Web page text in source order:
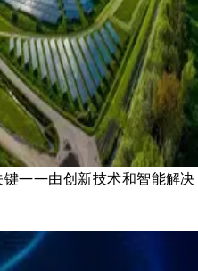
键——由创新技术和智能解决